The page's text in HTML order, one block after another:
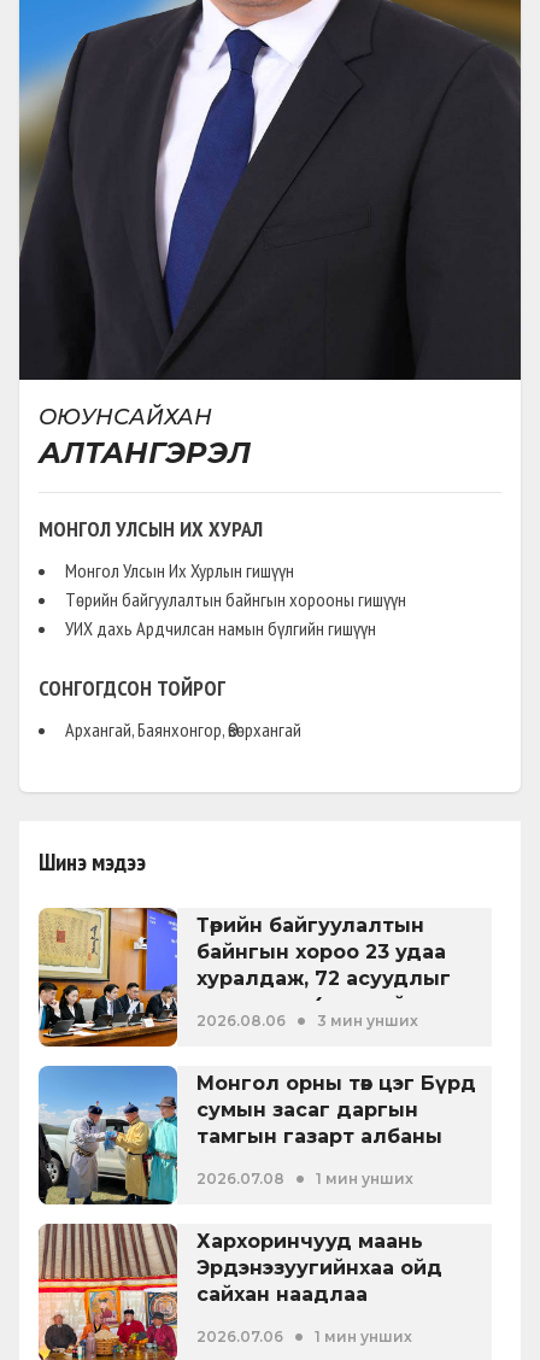
ӨРГӨН БАРЬСАН:2025-05-27
Шүүхийн шийдвэр гүйцэтгэх
байгууллага, шийдвэр гүйцэтгэгчийн
эрх зүйн байдлын тухай
БИЕ ДААСАН ХУУЛЬ
)
ӨРГӨН БАРЬСАН:
2025-05-21
Нийтийн албан тушаалтны хууль бус
хөрөнгийг иргэний журмаар
нэхэмжлэх, нөхөн төлүүлэх тухай
НЭМЭЛТ ӨӨРЧЛӨЛТ ( МӨРИЙТЭЙ БОЛОН БООЦООТ ТОГЛООМЫН
ӨРГӨН БАРЬСАН: 2025-03-26
Зөвшөөрлийн тухай
БИЕ ДААСАН ХУУЛЬ ( )
ӨРГӨН БАРЬСАН:2025-01-24
Жагсаал, цуглаан хийх эрх чөлөөний
тухай
ӨРГӨН БАРЬСАН:2025-01-24
ТУСЛАЛЦААНЫ ТӨРӨЛ
ӨРГӨН БАРЬСАН:2025-01-24
Хүний эрх, эрх чөлөөг хангахтай
холбоотой зарим хуульд нэмэлт,
өөрчлөлт оруулах тухай
ШИНЭЧИЛСЭН НАЙРУУЛГА(АЛТАНГЭРЭЛ 2025,01)
ӨРГӨН БАРЬСАН:2025-01-23
Хэвлэл мэдээллийн эрх чөлөөний
тухай
БИЕ ДААСАН ХУУЛЬ
ХҮНИЙ ХАЛДАШГҮЙ БАЙХ, ӨМГӨӨЛҮҮЛЭХ, ХУУЛЬ
ЗҮЙН ТУСЛАЛЦАА АВАХ ЭРХИЙГ ХАНГАХ)
ӨРГӨН БАРЬСАН:2024-12-27
ОЮУНСАЙХАН
АЛТАНГЭРЭЛ
МОНГОЛ УЛСЫН ИХ ХУРАЛ
Монгол Улсын Их Хурлын гишүүн
Төрийн байгуулалтын байнгын хорооны гишүүн
УИХ дахь Ардчилсан намын бүлгийн гишүүн
СОНГОГДСОН ТОЙРОГ
Архангай, Баянхонгор, Өвөрхангай
Шинэ мэдээ
Төрийн байгуулалтын
байнгын хороо 23 удаа
хуралдаж, 72 асуудлыг
хэлэлцэж, 4 хуулийн төсөл,
УИХ-ын тогтоолын 16
2026.08.06 • 3 мин унших
Монгол орны төв цэг Бүрд
сумын засаг даргын
тамгын газарт албаны
2026.07.08 • 1 мин унших
Хархоринчууд маань
Эрдэнэзуугийнхаа ойд
сайхан наадлаа
2026.07.06 • 1 мин унших